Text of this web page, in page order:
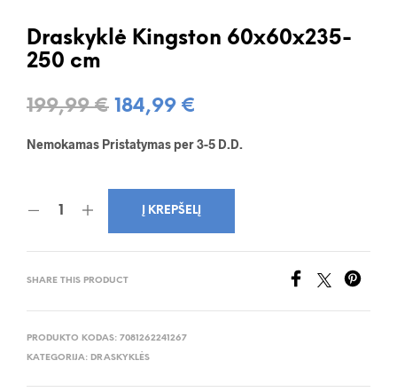
Draskyklė Kingston 60x60x235-
250 cm
199,99€ 184,99 €
Nemokamas Pristatymas per 3-5 D.D.
Į KREPŠELĮ
SHARE THIS PRODUCT
PRODUKTO KODAS: 7081262241267
KATEGORIJA: DRASKYKLĖS